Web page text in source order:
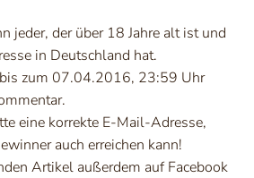
jeder, der über 18 Jahre alt ist und
in Deutschland hat.
zum 07.04.2016, 23:59 Uhr
eine korrekte E-Mail-Adresse,
auch erreichen kann!
Artikel außerdem auf Facebook